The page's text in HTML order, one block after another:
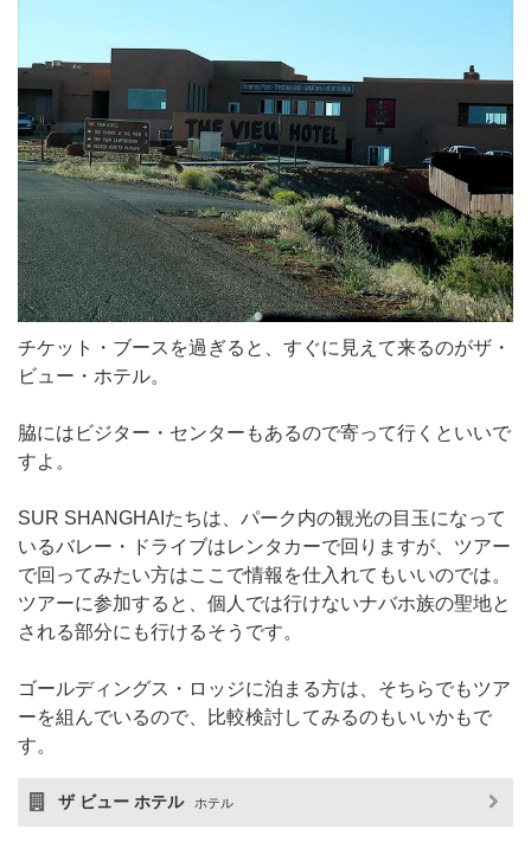
チケット・ブースを過ぎると、すぐに見えて来るのがザ・
ビュー・ホテル。
脇にはビジター・センターもあるので寄って行くといいで
すよ。
SUR SHANGHAIたちは、パーク内の観光の目玉になって
いるバレー・ドライブはレンタカーで回りますが、ツアー
で回ってみたい方はここで情報を仕入れてもいいのでは。
ツアーに参加すると、個人では行けないナバホ族の聖地と
される部分にも行けるそうです。
ゴールディングス・ロッジに泊まる方は、そちらでもツア
ーを組んでいるので、比較検討してみるのもいいかもで
す。
ザ ビュー ホテル ホテル